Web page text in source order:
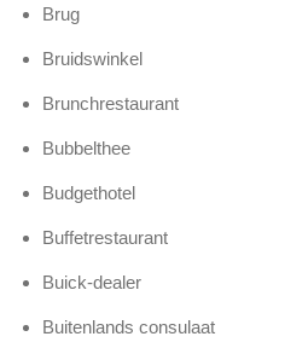
Brug
Bruidswinkel
Brunchrestaurant
Bubbelthee
Budgethotel
Buffetrestaurant
Buick-dealer
Buitenlands consulaat